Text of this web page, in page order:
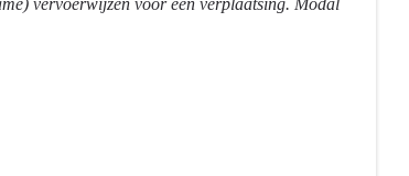
vervoerwijzen voor één verplaatsing. Modal